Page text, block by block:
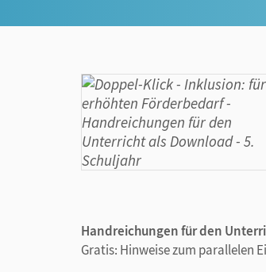
Handreichungen für den
Gratis: Hinweise zum parallelen